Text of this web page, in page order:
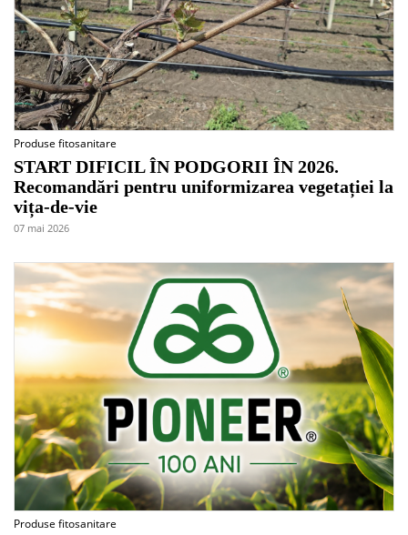
Produse fitosanitare
START DIFICIL ÎN PODGORII ÎN 2026.
Recomandări pentru uniformizarea vegetației la
vița-de-vie
07 mai 2026
Produse fitosanitare